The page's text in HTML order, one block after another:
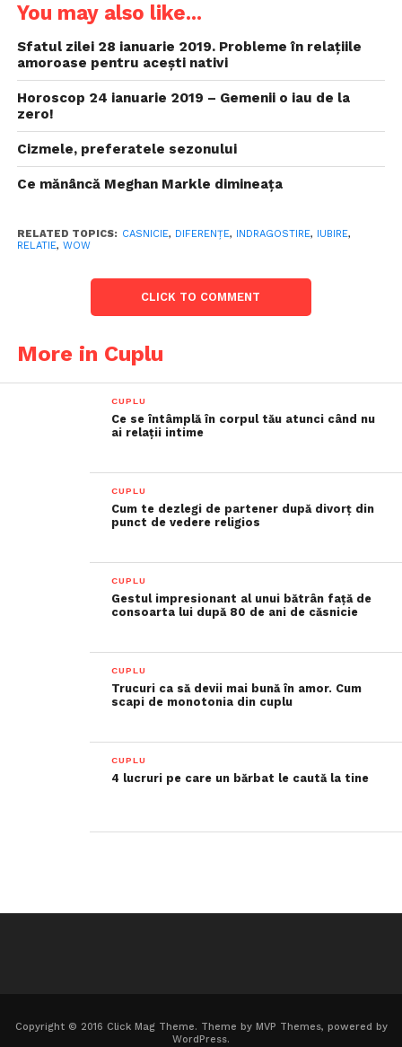
You may also like...
Sfatul zilei 28 ianuarie 2019. Probleme în relațiile
amoroase pentru acești nativi
Horoscop 24 ianuarie 2019 – Gemenii o iau de la
zero!
Cizmele, preferatele sezonului
Ce mănâncă Meghan Markle dimineața
RELATED TOPICS: CASNICIE, DIFERENȚE, INDRAGOSTIRE, IUBIRE,
RELATIE, WOW
CLICK TO COMMENT
More in Cuplu
CUPLU
Ce se întâmplă în corpul tău atunci când nu
ai relații intime
CUPLU
Cum te dezlegi de partener după divorț din
punct de vedere religios
CUPLU
Gestul impresionant al unui bătrân față de
consoarta lui după 80 de ani de căsnicie
CUPLU
Trucuri ca să devii mai bună în amor. Cum
scapi de monotonia din cuplu
CUPLU
4 lucruri pe care un bărbat le caută la tine
Copyright © 2016 Click Mag Theme. Theme by MVP Themes, powered by
WordPress.